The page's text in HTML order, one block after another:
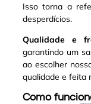
Isso torna a
desperdícios.
Qualidade e
garantindo um
ao escolher
qualidade e feita
Como